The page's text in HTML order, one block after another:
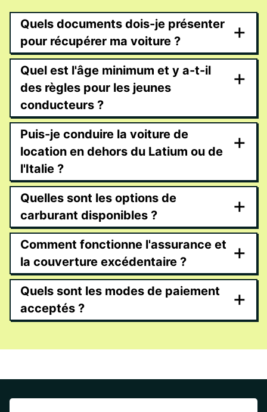
Quels documents dois-je présenter
pour récupérer ma voiture ?
+
Quel est l'âge minimum et y a-t-il
des règles pour les jeunes
conducteurs ?
+
Puis-je conduire la voiture de
location en dehors du Latium ou de
l'Italie ?
+
Quelles sont les options de
carburant disponibles ?
+
Comment fonctionne l'assurance et
la couverture excédentaire ?
+
Quels sont les modes de paiement
acceptés ?
+